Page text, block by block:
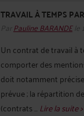
TRAVAIL À TEMPS
Par Pauline BARANDEle
Un contrat de travail à
comporter des
doit notamment
prévue ; la répartition
(contrats ...Lire la suite >